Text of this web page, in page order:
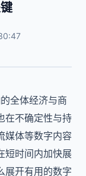
全体经济与商
在不确定性与持
媒体等数字内容
短时间内加快展
展开有用的数字